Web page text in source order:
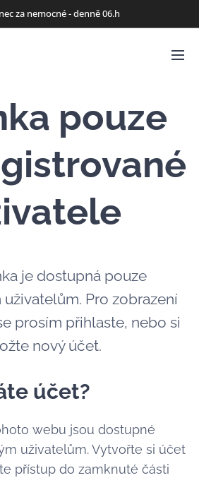
za nemocné - denně 06.h
pouze
je dostupná pouze
Pro zobrazení
prosím přihlaste, nebo si
nový účet.
účet?
webu jsou dostupné
uživatelům. Vytvořte si účet
přístup do zamknuté části